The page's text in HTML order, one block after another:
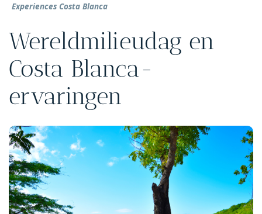
Experiences Costa Blanca
Wereldmilieudag en
Costa Blanca-
ervaringen